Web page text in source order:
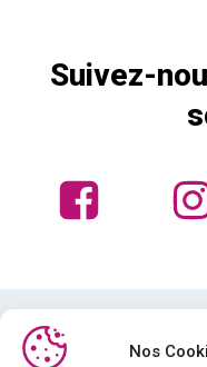
Nos
Suivez-